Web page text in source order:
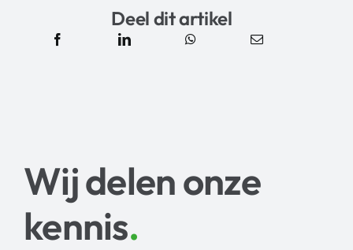
Deel dit artikel
Wij delen onze
kennis.